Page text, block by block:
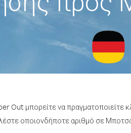
Out μπορείτε να πραγματοποιείτε
οποιονδήποτε αριθμό σε